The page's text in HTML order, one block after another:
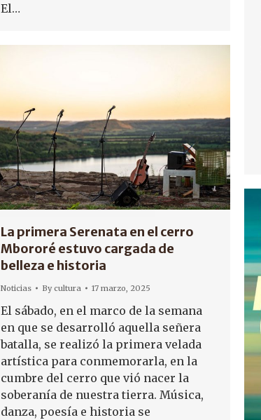
El…
La primera Serenata en el cerro
Mbororé estuvo cargada de
belleza e historia
Noticias Bycultura 17 marzo, 2025
El sábado, en el marco de la semana
en que se desarrolló aquella señera
batalla, se realizó la primera velada
artística para conmemorarla, en la
cumbre del cerro que vió nacer la
soberanía de nuestra tierra. Música,
danza, poesía e historia se